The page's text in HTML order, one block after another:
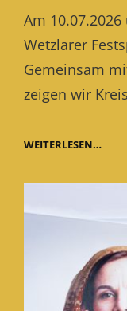
Am
Wetzlarer
Gemeinsam
zeigen wir
WEITERLESEN…„LOLA
DEN